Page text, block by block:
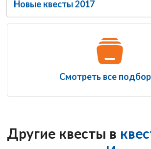
Новые квесты 2017
Смотреть все
Другие квесты в